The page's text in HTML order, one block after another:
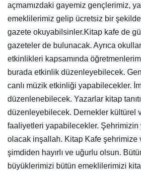
açmamızdaki gayemiz gençlerimiz,
emeklilerimiz gelip ücretsiz bir
gazete okuyabilsinler.Kitap kafe de
gazeteler de bulunacak. Ayrıca
etkinlikleri kapsamında
burada etkinlik düzenleyebilecek.
canlı müzik etkinliği yapabilecekler.
düzenlenebilecek. Yazarlar kitap
düzenleyebilecek. Dernekler kültürel
faaliyetleri yapabilecekler. Şehrimizin
olacak inşallah. Kitap Kafe şehrimize
şimdiden hayırlı ve uğurlu olsun.
büyüklerimizi bütün emeklilerimizi